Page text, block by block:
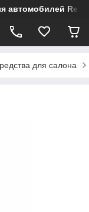
автомобилей
для салона